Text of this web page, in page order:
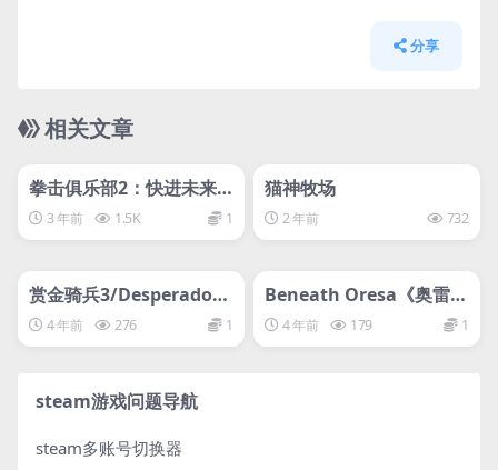
分享
相关文章
svip专属
拳击俱乐部2：快进未来/
Punch Club 2: Fast For
ward
3 年前 1.5K 1
猫神牧场
2 年前 732
svip专属
赏金骑兵3/Desperados I
II 4 年前 276 1
svip专属
Beneath Oresa《奥雷萨
之下4 年前 179 1
steam游戏问题导航
steam多账号切换器